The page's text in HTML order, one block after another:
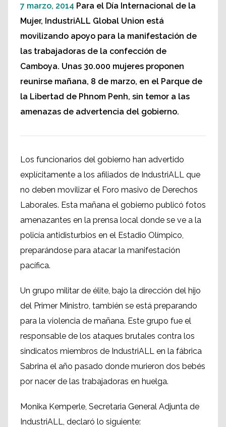
7 marzo, 2014 Para el Día Internacional de la
Mujer, IndustriALL Global Union está
movilizando apoyo para la manifestación de
las trabajadoras de la confección de
Camboya. Unas 30.000 mujeres proponen
reunirse mañana, 8 de marzo, en el Parque de
la Libertad de Phnom Penh, sin temor a las
amenazas de advertencia del gobierno.
Los funcionarios del gobierno han advertido
explícitamente a los afiliados de IndustriALL que
no deben movilizar el Foro masivo de Derechos
Laborales. Esta mañana el gobierno publicó fotos
amenazantes en la prensa local donde se ve a la
policía antidisturbios en el Estadio Olímpico,
preparándose para atacar la manifestación
pacífica.
Un grupo militar de élite, bajo la dirección del hijo
del Primer Ministro, también se está preparando
para la violencia de mañana. Este grupo fue el
responsable de los ataques brutales contra los
sindicatos miembros de IndustriALL en la fábrica
Sabrina el año pasado donde murieron dos bebés
por nacer de las trabajadoras en huelga.
Monika Kemperle, Secretaria General Adjunta de
IndustriALL, declaró lo siguiente: